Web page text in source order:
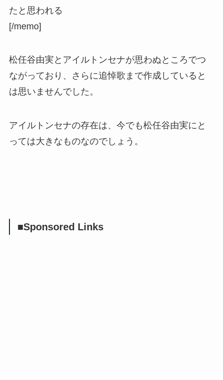
たと思われる
[/memo]
松任谷由実とアイルトンセナが思わぬところでつ
ながっており、さらに追悼歌まで作成していると
は思いませんでした。
アイルトンセナの存在は、今でも松任谷由実にと
っては大きなものなのでしょう。
■Sponsored Links